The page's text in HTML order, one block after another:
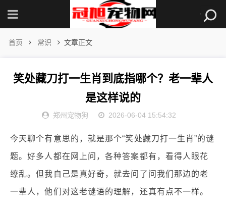
首页 常识 文章正文
笑处藏刀打一生肖到底指哪个？老一辈人
是这样说的
郑州宠物狗 2026-06-04 15:54:32
今天聊个有意思的，就是那个“笑处藏刀打一生肖”的谜
题。好多人都在网上问，各种答案都有，看得人眼花
缭乱。但我自己是真好奇，就去问了问我们那边的老
一辈人，他们对这老谜语的理解，还真有点不一样。